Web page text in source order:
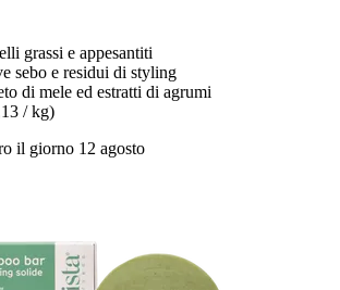
grassi e appesantiti
sebo e residui di styling
di mele ed estratti di agrumi
/ kg)
il giorno 12 agosto